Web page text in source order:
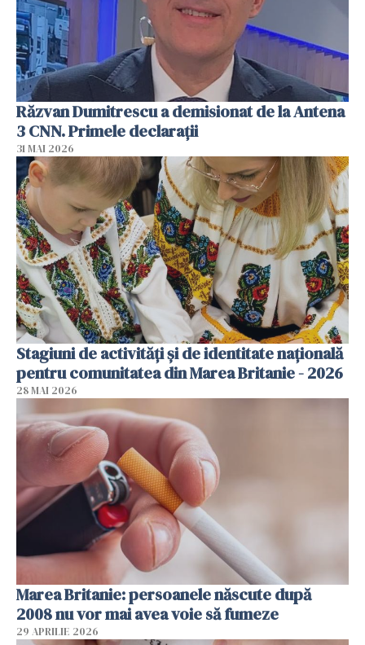
Răzvan Dumitrescu a demisionat de la Antena
3 CNN. Primele declarații
31 MAI 2026
Stagiuni de activități și de identitate națională
pentru comunitatea din Marea Britanie - 2026
28 MAI 2026
Marea Britanie: persoanele născute după
2008 nu vor mai avea voie să fumeze
29 APRILIE 2026